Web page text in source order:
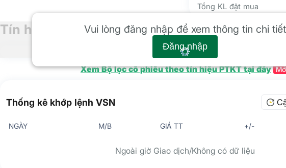
Tổng KL đặt mua
Tín hiệu kỹ thuậtVui lòng đăng nhập để xem thông tin chi tiết
Đăng nhập
Xem Bộ lọc cổ phiếu theo tín hiệu PTKT tại đây
Thống kê khớp lệnh VSN
NGÀY M/B GIÁ TT +/-
Ngoài giờ Giao dịch/Không có dữ liệu